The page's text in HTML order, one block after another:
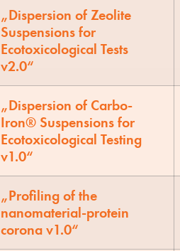
„Dispersion of Zeolite
Suspensions for
Ecotoxicological Tests
v2.0“
„Dispersion of Carbo-
Iron® Suspensions for
Ecotoxicological Testing
v1.0“
„Profiling of the
nanomaterial-protein
corona v1.0“